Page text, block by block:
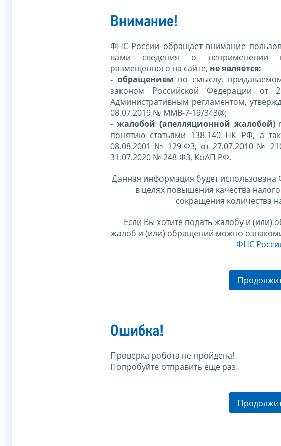
Внимание!
ФНС России обращает внимание
вами сведения о неприменении
размещенного на сайте, не является:
- обращением по смыслу,
законом Российской Федерации
Административным регламентом,
08.07.2019 № ММВ-7-19/343@;
- жалобой (апелляционной жалобой)
понятию статьями 138-140 НК РФ, а
08.08.2001 № 129-ФЗ, от 27.07.2010 №
31.07.2020 № 248-ФЗ, КоАП РФ.
Данная информация будет
в целях повышения качества
сокращения количества
Если Вы хотите подать жалобу и (или)
жалоб и (или) обращений можно
ФНС
Ошибка!
Проверка робота не пройдена!
Попробуйте отправить еще раз.